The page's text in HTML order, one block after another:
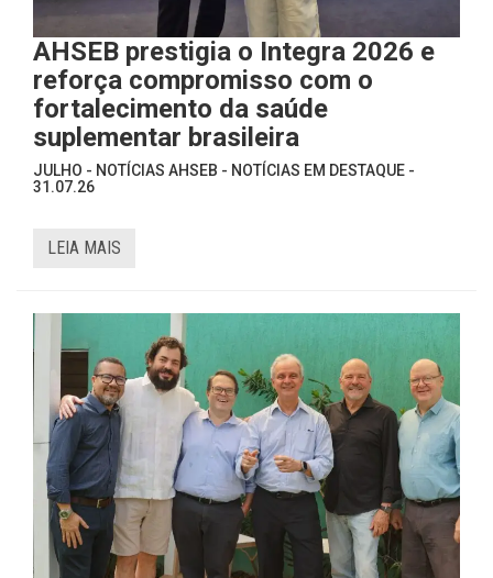
AHSEB prestigia o Integra 2026 e
reforça compromisso com o
fortalecimento da saúde
suplementar brasileira
JULHO - NOTÍCIAS AHSEB - NOTÍCIAS EM DESTAQUE -
31.07.26
LEIA MAIS